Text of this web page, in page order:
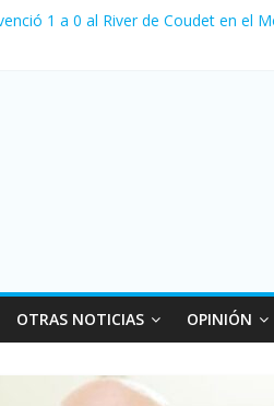
1 a 0 al River de Coudet en el
de invierno con más movimiento
de la venta de autos usados en
OTRAS NOTICIAS OPINIÓN